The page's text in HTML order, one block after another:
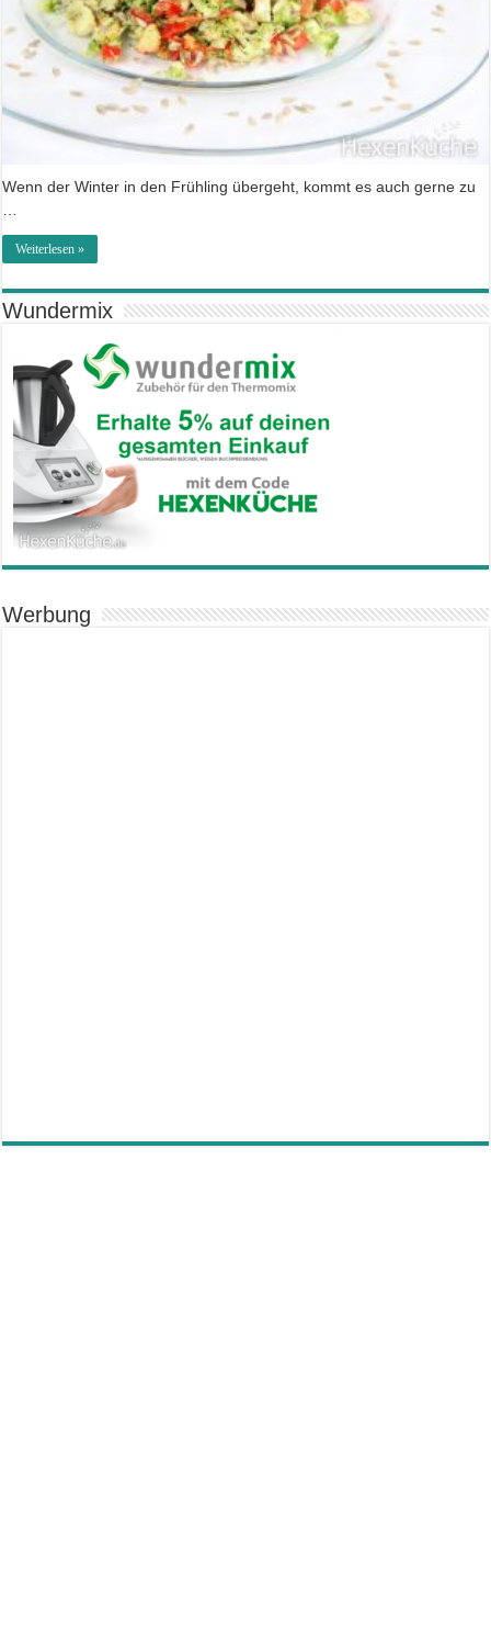
Wenn der Winter in den Frühling übergeht, kommt es auch gerne zu
…
Weiterlesen »
Wundermix
Werbung